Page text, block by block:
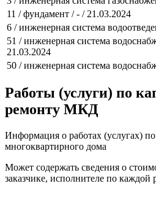
11 / фундамент / - / 21.03.2024
6 / инженерная система
51 / инженерная система
21.03.2024
50 / инженерная система
Работы (услуги) по
ремонту МКД
Информация о работах (услугах)
многоквартирного дома
Может содержать сведения о
заказчике, исполнителе по каждой